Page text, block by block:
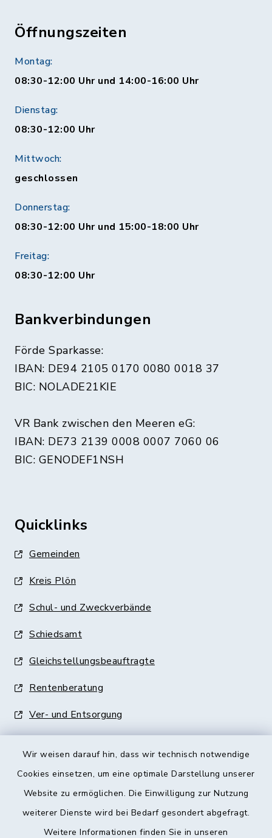
Wir weisen darauf hin, dass wir technisch notwendige
Cookies einsetzen, um eine optimale Darstellung unserer
Website zu ermöglichen. Die Einwilligung zur Nutzung
weiterer Dienste wird bei Bedarf gesondert abgefragt.
Weitere Informationen finden Sie in unseren
Öffnungszeiten
Montag:
08:30-12:00 Uhr und 14:00-16:00 Uhr
Dienstag:
08:30-12:00 Uhr
Mittwoch:
geschlossen
Donnerstag:
08:30-12:00 Uhr und 15:00-18:00 Uhr
Freitag:
08:30-12:00 Uhr
Bankverbindungen
Förde Sparkasse:
IBAN: DE94 2105 0170 0080 0018 37
BIC: NOLADE21KIE
VR Bank zwischen den Meeren eG:
IBAN: DE73 2139 0008 0007 7060 06
BIC: GENODEF1NSH
Quicklinks
Gemeinden
Kreis Plön
Schul- und Zweckverbände
Schiedsamt
Gleichstellungsbeauftragte
Rentenberatung
Ver- und Entsorgung